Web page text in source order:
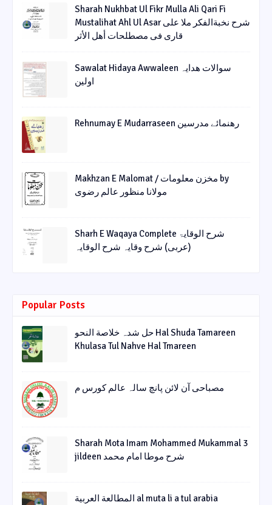
Sharah Nukhbat Ul Fikr Mulla Ali Qari Fi
Mustalihat Ahl Ul Asar شرح نخبةالفکر ملا علی
قاری فی مصطلحات أھل الأثر
Sawalat Hidaya Awwaleen سوالات ھدایہ
اولین
Rehnumay E Mudarraseen رهنمائے مدرسین
Makhzan E Malomat / مخزن معلومات by
مولانا منظور عالم رضوی
Sharh E Waqaya Complete شرح الوقایۃ
(عربی) شرح وقایہ شرح الوقایہ
Popular Posts
حل شدہ خلاصة النحو Hal Shuda Tamareen
Khulasa Tul Nahve Hal Tmareen
مصباحی آن لائن پانچ سالہ عالم کورس م
Sharah Mota Imam Mohammed Mukammal 3
jildeen شرح موطا امام محمد
المطالعة العربية al muta li a tul arabia